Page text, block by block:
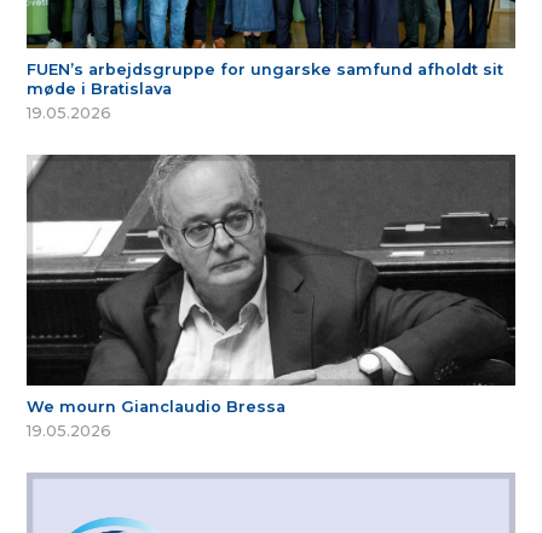
FUEN’s arbejdsgruppe for ungarske samfund afholdt sit
møde i Bratislava
19.05.2026
We mourn Gianclaudio Bressa
19.05.2026